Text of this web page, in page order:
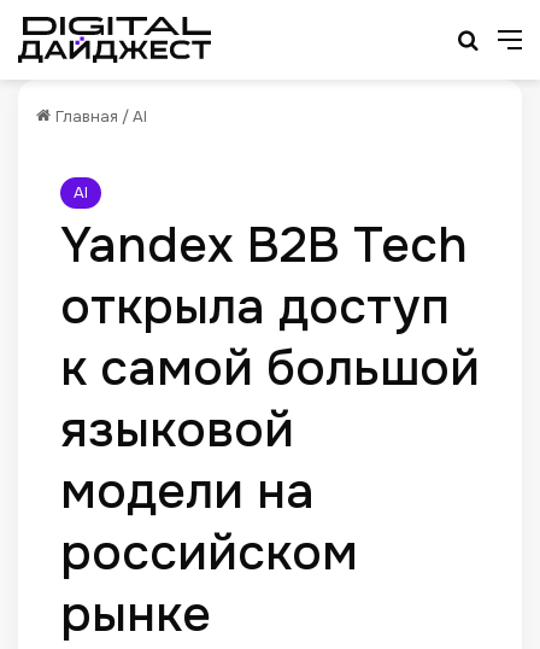
Главная /AI
AI
Yandex B2B Tech
открыла доступ
к самой большой
языковой
модели на
российском
рынке